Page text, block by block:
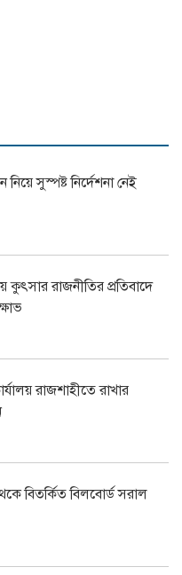
নিয়ে সুস্পষ্ট নির্দেশনা নেই
কুৎসার রাজনীতির প্রতিবাদে
রাজশাহীতে রাখার
বিতর্কিত বিলবোর্ড সরাল